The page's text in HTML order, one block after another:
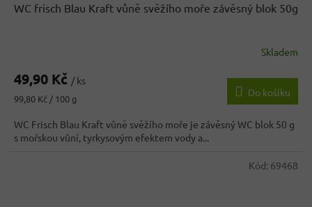
WC frisch Blau Kraft vůně svěžího moře závěsný blok 50g
Skladem
49,90 Kč / ks
Měrná
99,80 Kč / 100 g
Do košíku
WC Frisch Blau Kraft vůně svěžího moře je závěsný WC blok 50 g
s mořskou vůní, tyrkysovým efektem vody a...
Kód: 69468